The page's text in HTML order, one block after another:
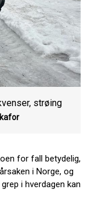
strøing
for fall betydelig,
i Norge, og
i hverdagen kan